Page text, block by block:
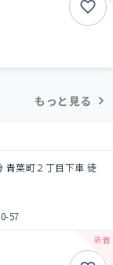
もっと見る
青葉町２丁目下車 徒
57